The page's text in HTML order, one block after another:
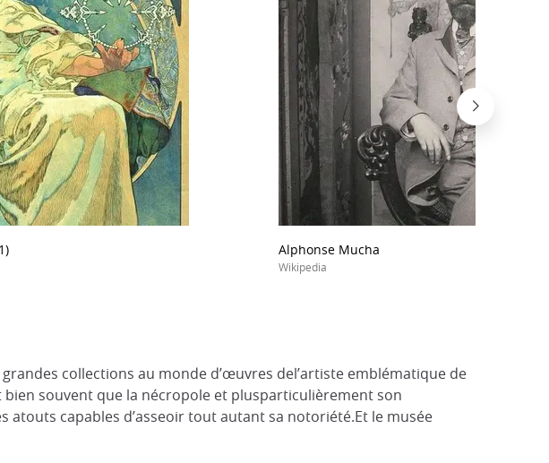
Alphonse Mucha
Wikipedia
collections au monde d’œuvres del’artiste emblématique de
bien souvent que la nécropole et plusparticulièrement son
atouts capables d’asseoir tout autant sa notoriété.Et le musée